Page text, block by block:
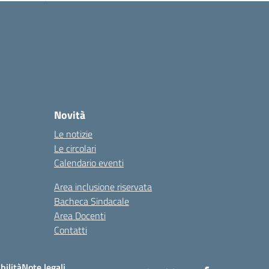
Novità
Le notizie
Le circolari
Calendario eventi
Area inclusione riservata
Bacheca Sindacale
Area Docenti
Contatti